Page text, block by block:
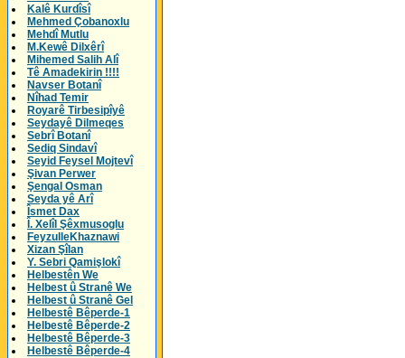
Kalê Kurdîsî
Mehmed Çobanoxlu
Mehdî Mutlu
M.Kewê Dilxêrî
Mihemed Salih Alî
Tê Amadekirin !!!!
Navser Botanî
Nîhad Temir
Royarê Tirbesipîyê
Seydayê Dilmeqes
Sebrî Botanî
Sediq Sindavî
Seyid Feysel Mojtevî
Şivan Perwer
Şengal Osman
Seyda yê Arî
Îsmet Dax
Î. Xelîl Şêxmusoglu
FeyzulleKhaznawi
Xizan Şîlan
Y. Sebri Qamişlokî
Helbestên We
Helbest û Stranê We
Helbest û Stranê Gel
Helbestê Bêperde-1
Helbestê Bêperde-2
Helbestê Bêperde-3
Helbestê Bêperde-4